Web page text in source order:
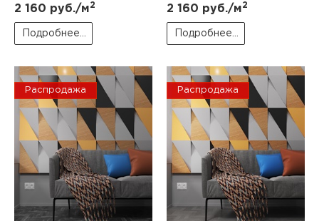
2 160 руб./м2
Подробнее...
2 160 руб./м2
Подробнее...
Распродажа Распродажа